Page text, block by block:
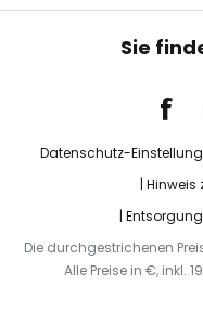
Sie
Datenschutz-
Hinweis
Die durchgestrichenen
Alle Preise in €, inkl.